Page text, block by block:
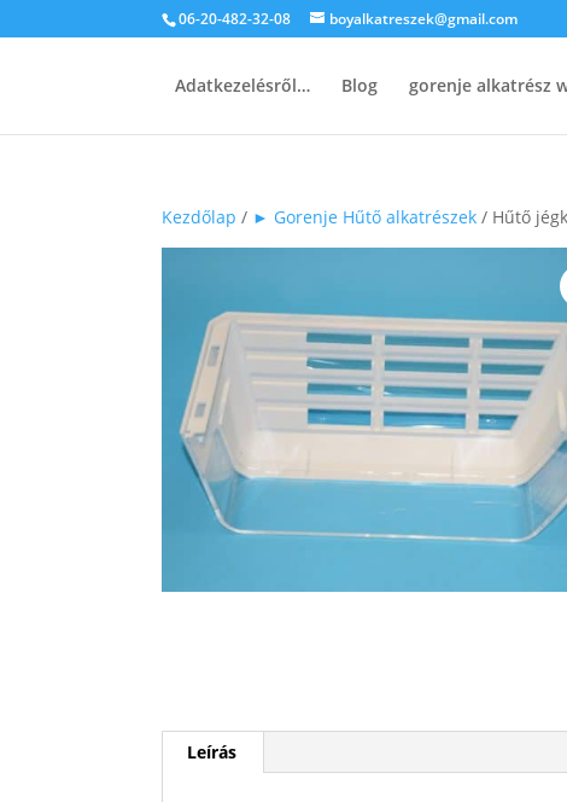
06-20-482-32-08 boyalkatreszek@gmail.com
Adatkezelésről… Blog gorenje alkatrész
Kezdőlap / ► Gorenje Hűtő alkatrészek / Hűtő
Leírás